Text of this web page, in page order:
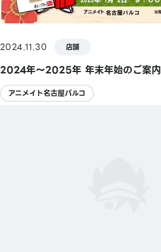
2024.11.30 店舗
2024年～2025年 年末年始のご案内
アニメイト名古屋パルコ